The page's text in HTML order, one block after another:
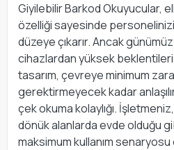
Giyilebilir Barkod Okuyucular,
özelliği sayesinde
düzeye çıkarır. Ancak
cihazlardan yüksek
tasarım, çevreye minimum
gerektirmeyecek kadar
çek okuma kolaylığı.
dönük alanlarda evde olduğu
maksimum kullanım